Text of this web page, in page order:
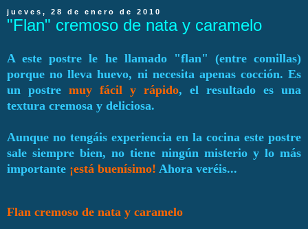
jueves, 28 de enero de 2010
"Flan" cremoso de nata y caramelo
A este postre le he llamado "flan" (entre comillas)
porque no lleva huevo, ni necesita apenas cocción. Es
un postre muy fácil y rápido, el resultado es una
textura cremosa y deliciosa.
Aunque no tengáis experiencia en la cocina este postre
sale siempre bien, no tiene ningún misterio y lo más
importante ¡está buenísimo! Ahora veréis...
Flan cremoso de nata y caramelo